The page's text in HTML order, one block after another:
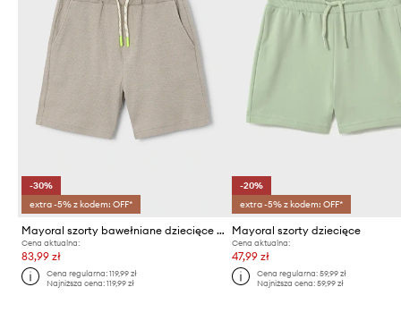
-30%
extra -5% z kodem: OFF*
Mayoral szorty bawełniane dziecięce Boston by Mayoral
Cena aktualna:
83,99 zł
Cena regularna:119,99 zł
Najniższa cena:119,99 zł
-20%
extra -5% z kodem: OFF*
Mayoral szorty dziecięce
Cena aktualna:
47,99 zł
Cena regularna: 59,99 zł
Najniższa cena: 59,99 zł